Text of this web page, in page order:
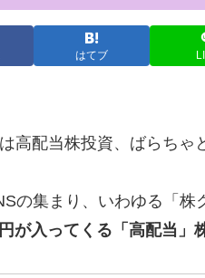
はてブ
高配当株投資、ばらちゃ
の集まり、いわゆる「株
が入ってくる「高配当」